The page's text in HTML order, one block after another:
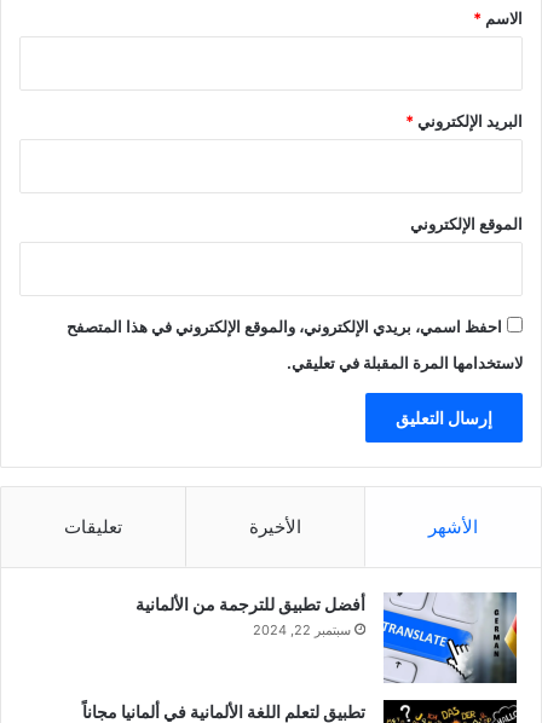
*
الاسم *
البريد الإلكتروني*
الموقع الإلكتروني
احفظ اسمي، بريدي الإلكتروني، والموقع الإلكتروني في هذا المتصفح
لاستخدامها المرة المقبلة في تعليقي.
الأشهر الأخيرة تعليقات
أفضل تطبيق للترجمة من الألمانية
سبتمبر 22, 2024
تطبيق لتعلم اللغة الألمانية في ألمانيا مجاناً